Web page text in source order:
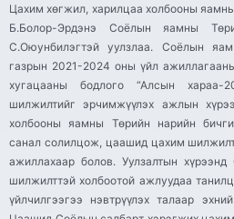
Цахим хөгжил, харилцаа холбооны
Б.Болор-Эрдэнэ Соёлын яамны
С.Оюунбилэгтэй уулзлаа. Соёлын
газрын 2021-2024 оны үйл
хугацааны бодлого “Алсын хараа-
шилжилтийг эрчимжүүлэх ажлын
холбооны яамны Төрийн нарийн
санал солилцож, цаашид цахим
ажиллахаар болов. Уулзалтын
шилжилттэй холбоотой ажлуудаа
үйлчилгээгээ нэвтрүүлэх талаар